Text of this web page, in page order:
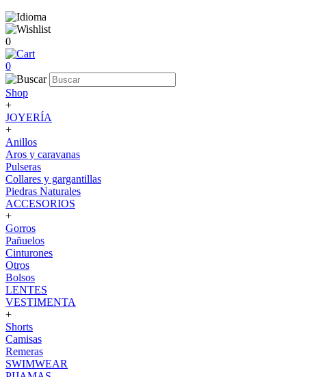
0
0
Shop
+
JOYERÍA
+
Anillos
Aros y caravanas
Pulseras
Collares y gargantillas
Piedras Naturales
ACCESORIOS
+
Gorros
Pañuelos
Cinturones
Otros
Bolsos
LENTES
VESTIMENTA
+
Shorts
Camisas
Remeras
SWIMWEAR